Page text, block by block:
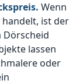
Wenn
ist der
lassen
oder